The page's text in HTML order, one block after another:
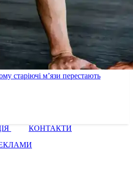
старіючі м’язи перестають
КОНТАКТИ